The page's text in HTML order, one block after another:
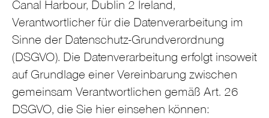
Canal Harbour, Dublin 2 Ireland,
Verantwortlicher für die Datenverarbeitung im
Sinne der Datenschutz-Grundverordnung
(DSGVO). Die Datenverarbeitung erfolgt insoweit
auf Grundlage einer Vereinbarung zwischen
gemeinsam Verantwortlichen gemäß Art. 26
DSGVO, die Sie hier einsehen können: